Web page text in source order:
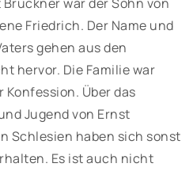
Friedrich. Der Name und
gehen aus den
hervor. Die Familie war
Über das
Jugend von Ernst
Schlesien haben sich sonst
Es ist auch nicht